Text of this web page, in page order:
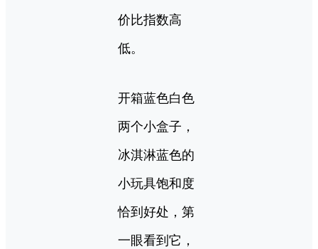
价比指数高
低。
开箱蓝色白色
两个小盒子，
冰淇淋蓝色的
小玩具饱和度
恰到好处，第
一眼看到它，